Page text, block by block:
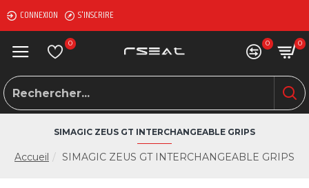
CONNEXION S'INSCRIRE
0 0 0
Accueil SIMAGIC ZEUS GT INTERCHANGEABLE GRIPS
SIMAGIC ZEUS GT INTERCHANGEABLE GRIPS